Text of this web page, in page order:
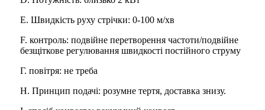
E. Швидкість руху стрічки: 0-100 м/хв
F. контроль: подвійне перетворення частоти/подвійне
безщіткове регулювання швидкості постійного струму
Г. повітря: не треба
H. Принцип подачі: розумне тертя, доставка знизу.